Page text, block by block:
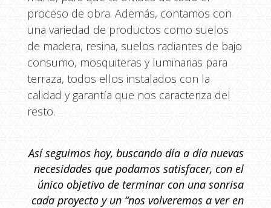
proceso de obra. Además, contamos con
una variedad de productos como suelos
de madera, resina, suelos radiantes de bajo
consumo, mosquiteras y luminarias para
terraza, todos ellos instalados con la
calidad y garantía que nos caracteriza del
resto.
Así seguimos hoy, buscando día a día nuevas
necesidades que podamos satisfacer, con el
único objetivo de terminar con una sonrisa
cada proyecto y un “nos volveremos a ver en